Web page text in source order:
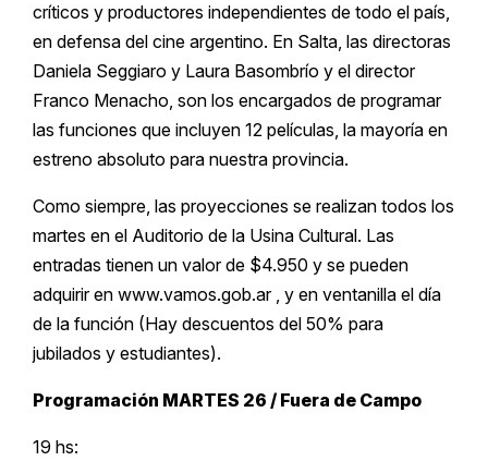
críticos y productores independientes de todo el país,
en defensa del cine argentino. En Salta, las directoras
Daniela Seggiaro y Laura Basombrío y el director
Franco Menacho, son los encargados de programar
las funciones que incluyen 12 películas, la mayoría en
estreno absoluto para nuestra provincia.
Como siempre, las proyecciones se realizan todos los
martes en el Auditorio de la Usina Cultural. Las
entradas tienen un valor de $4.950 y se pueden
adquirir en www.vamos.gob.ar , y en ventanilla el día
de la función (Hay descuentos del 50% para
jubilados y estudiantes).
Programación MARTES 26 / Fuera de Campo
19 hs: